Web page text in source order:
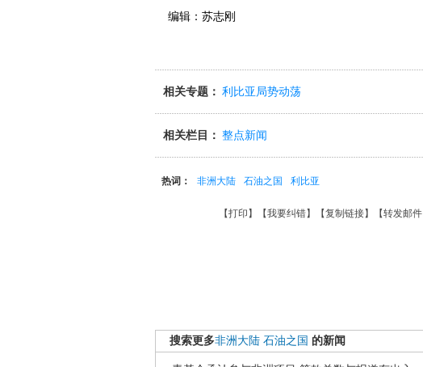
编辑：苏志刚
相关专题： 利比亚局势动荡
相关栏目： 整点新闻
热词： 非洲大陆 石油之国 利比亚
【打印 】【我要纠错】【复制链接】【转发邮件
搜索更多非洲大陆 石油之国 的新闻